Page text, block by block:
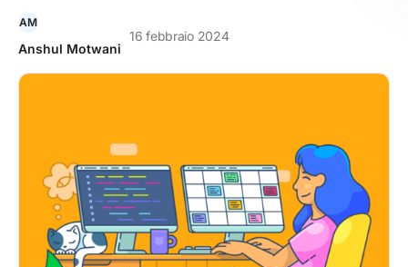
AM
Anshul Motwani
16 febbraio 2024